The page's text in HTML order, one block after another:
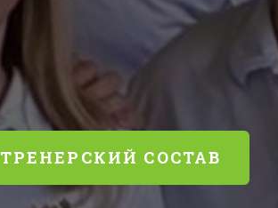
ТРЕНЕРСКИЙ СОСТАВ